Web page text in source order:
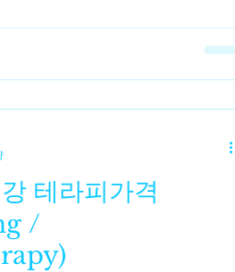
히 “전문 기술이 있어야 한다”고 생
나 배울 수 있도록 시스템화된 직종
알바 구인구직 사이트 1. 테라피가 초
술보다 ‘패턴’이 먼저다 테라피는 복
하는 것이 아니라, 정해진 순서와
입니다. 오일 도포 → 근육 이완 → 압
하체 → 등 → 목/어
테라피가격
/